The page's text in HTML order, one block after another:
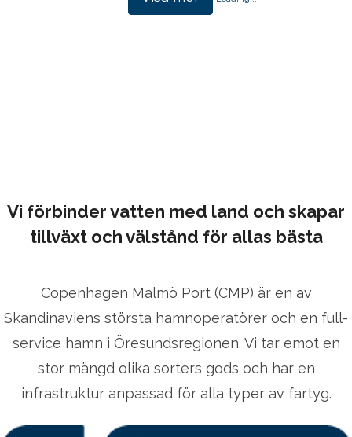
Vi förbinder vatten med land och skapar
tillväxt och välstånd för allas bästa
Copenhagen Malmö Port (CMP) är en av
Skandinaviens största hamnoperatörer och en full-
service hamn i Öresundsregionen. Vi tar emot en
stor mängd olika sorters gods och har en
infrastruktur anpassad för alla typer av fartyg.